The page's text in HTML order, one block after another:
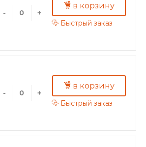
- +
в корзину
Быстрый заказ
- +
в корзину
Быстрый заказ